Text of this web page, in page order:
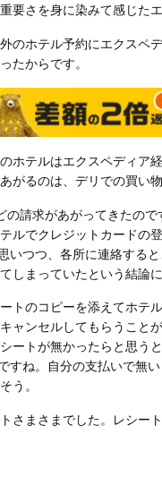
要さを身に染みて感じたエ
のホテル予約にエクスペ
たからです。
ホテルはエクスペディア
がるのは、デリでの買い物
の請求があがってきたの
ルでクレジットカードの
いつつ、各所に連絡する
しまっていたという結論に
トのコピーを添えてホテ
ャンセルしてもらうこと
ートが無かったらと思う
すね。自分の支払いで無
う。
さまさまでした。レシー